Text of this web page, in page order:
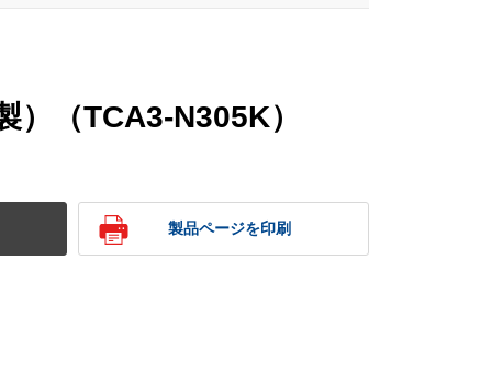
）（TCA3-N305K）
製品ページを印刷